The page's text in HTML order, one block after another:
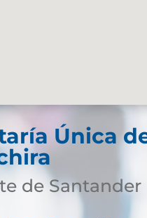
Única
de Santander